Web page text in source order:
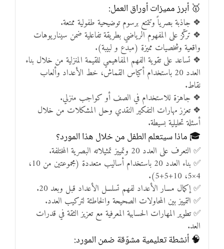
🥇 أبرز مميزات أوراق العمل:
❖ جاذبة بصرياً وتتمتع برسوم توضيحية طفولية ممتعة.
❖ تركّز على المفهوم الرياضي بطريقة تفاعلية ضمن سيناريوهات
واقعية وشخصيات مميزة (مبدع و لبيبة).
❖ تساعد على تقوية الفهم المفاهيمي للقيمة المنزلية من خلال بناء
العدد 20 باستخدام أكياس القماش، خط الأعداد وألعاب
نقاط.
❖ جاهزة للاستخدام في الصف أو كواجب منزلي.
❖ تعزز مهارات التفكير النقدي وحل المشكلات من خلال
أسئلة تحليلية بسيطة.
🎓 ماذا سيتعلم الطفل من خلال هذا المورد؟
✅ التعرف على العدد 20 وتمييز تمثيلاته البصرية المختلفة.
✅ بناء العدد 20 باستخدام أساليب متعددة (مجموعتين من 10،
4×5، 10+5+5).
✅ إكمال مسار الأعداد لفهم تسلسل الأعداد قبل وبعد 20.
✅ التمييز بين المحاولات الصحيحة والخاطئة لتركيب العدد.
✅ تطوير المهارات الحسابية المعرفية مع تعزيز الثقة في قدرات
العد.
🧠 أنشطة تعليمية مشوّقة ضمن المورد: